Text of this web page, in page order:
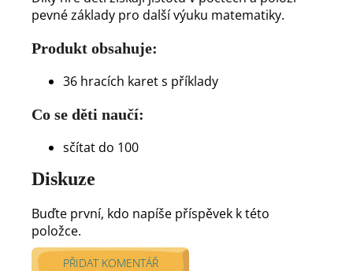
pevné základy pro další výuku matematiky.
Produkt obsahuje:
36 hracích karet s příklady
Co se děti naučí:
sčítat do 100
Diskuze
Buďte první, kdo napíše příspěvek k této
položce.
PŘIDAT KOMENTÁŘ